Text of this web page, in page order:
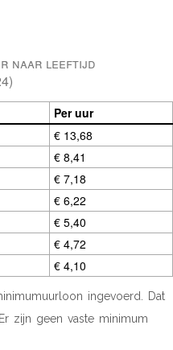
naar leeftijd
Per uur
€ 13,68
€ 8,41
€ 7,18
€ 6,22
€ 5,40
€ 4,72
€ 4,10
ingevoerd. Dat
zijn geen vaste minimum